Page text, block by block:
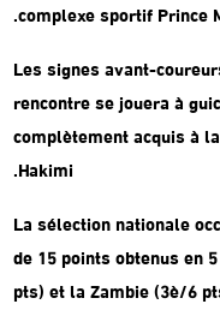
complexe sportif Prince
Les signes avant-
rencontre se jouera à
complètement acquis à
Hakimi.
La sélection nationale
de 15 points obtenus en
pts) et la Zambie (3è/6